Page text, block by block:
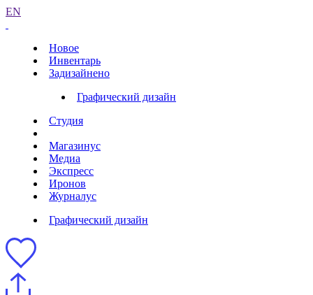
EN
Новое
Инвентарь
Задизайнено
Графический дизайн
Студия
Магазинус
Медиа
Экспресс
Иронов
Журналус
Графический дизайн